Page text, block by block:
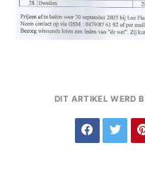
DIT ARTIKEL WERD